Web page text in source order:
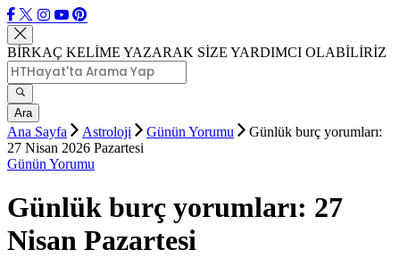
BİRKAÇ KELİME YAZARAK SİZE YARDIMCI OLABİLİRİZ
Ara
Ana Sayfa Astroloji Günün Yorumu
Günlük burç yorumları:
27 Nisan 2026 Pazartesi
Günün Yorumu
Günlük burç yorumları: 27
Nisan Pazartesi